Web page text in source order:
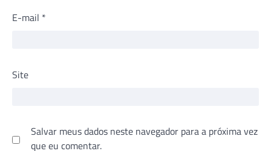
E-mail *
Site
Salvar meus dados neste navegador para a próxima vez
que eu comentar.